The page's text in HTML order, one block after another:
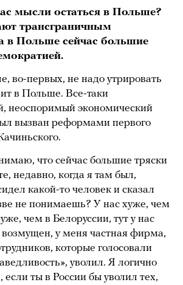
мысли остаться в Польше?
трансграничным
в Польше сейчас большие
во-первых, не надо утрировать
в Польше. Все-таки
неоспоримый экономический
вызван реформами первого
что сейчас большие тряски
недавно, когда я там был,
какой-то человек и сказал
не понимаешь? У нас хуже, чем
чем в Белоруссии, тут у нас
возмущен, у меня частная фирма,
которые голосовали
уволил. Я логично
если ты в России бы уволил тех,